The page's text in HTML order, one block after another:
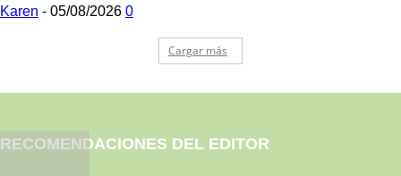
Karen - 05/08/2026 0
Cargar más
RECOMENDACIONES DEL EDITOR